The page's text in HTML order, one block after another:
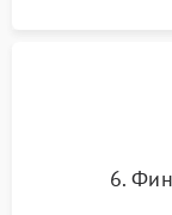
6.